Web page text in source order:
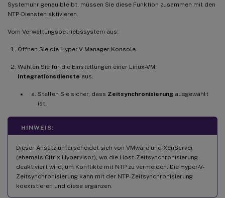
Systemuhr genau bleibt, müssen Sie diese Funktion zusammen mit den
NTP-Diensten aktivieren.
Vom Verwaltungsbetriebssystem aus:
Öffnen Sie die Hyper-V-Manager-Konsole.
Wählen Sie für die Einstellungen einer Linux-VM
Integrationsdienste aus.
Stellen Sie sicher, dass Zeitsynchronisierung ausgewählt
ist.
HINWEIS:
Dieser Ansatz unterscheidet sich von VMware und XenServer
(ehemals Citrix Hypervisor), wo die Host-Zeitsynchronisierung
deaktiviert wird, um Konflikte mit NTP zu vermeiden. Die Hyper-V-
Zeitsynchronisierung kann mit der NTP-Zeitsynchronisierung
koexistieren und diese ergänzen.